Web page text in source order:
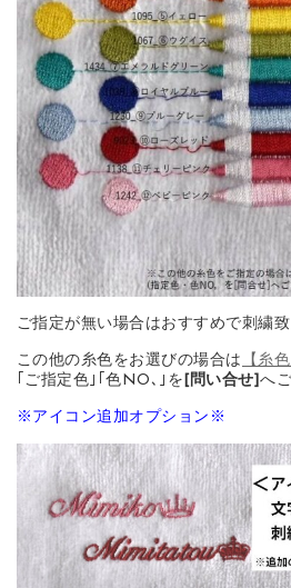
ご指定が無い場合はおすすめで刺繍
この他の糸色をお選びの場合は 【糸
｢ご指定色｣｢色NO､｣を [問い合せ]へ
※アイコン追加オプション※